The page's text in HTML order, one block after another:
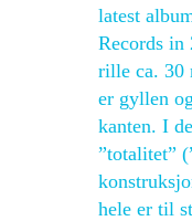
latest
Records in
rille ca. 30
er gyllen
kanten. I
”totalitet”
hele er til